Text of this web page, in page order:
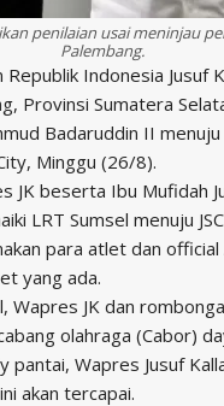
penilaian usai meninjau
Palembang.
Republik Indonesia Jusuf
Provinsi Sumatera
Badaruddin II
Minggu (26/8).
JK beserta Ibu Mufidah
LRT Sumsel menuju
para atlet dan
yang ada.
Wapres JK dan
olahraga (Cabor)
pantai, Wapres Jusuf
akan tercapai.